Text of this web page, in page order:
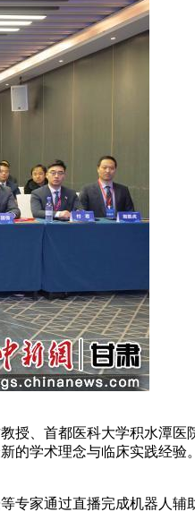
、首都医科大学积水潭医
的学术理念与临床实践经
家通过直播完成机器人辅